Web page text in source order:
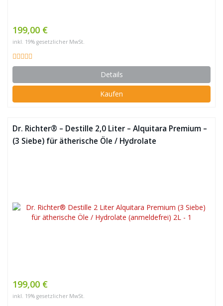
199,00 €
inkl. 19% gesetzlicher MwSt.
Details
Kaufen
Dr. Richter® – Destille 2,0 Liter – Alquitara Premium –
(3 Siebe) für ätherische Öle / Hydrolate
199,00 €
inkl. 19% gesetzlicher MwSt.